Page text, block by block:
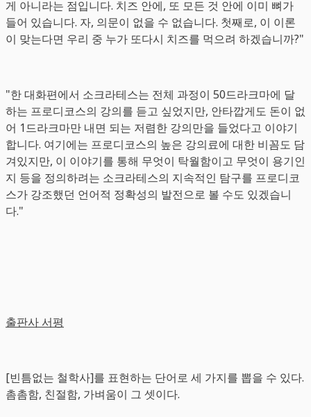
게 아니라는 점입니다. 치즈 안에, 또 모든 것 안에 이미 뼈가
들어 있습니다. 자, 의문이 없을 수 없습니다. 첫째로, 이 이론
이 맞는다면 우리 중 누가 또다시 치즈를 먹으려 하겠습니까?"
"한 대화편에서 소크라테스는 전체 과정이 50드라크마에 달
하는 프로디코스의 강의를 듣고 싶었지만, 안타깝게도 돈이 없
어 1드라크마만 내면 되는 저렴한 강의만을 들었다고 이야기
합니다. 여기에는 프로디코스의 높은 강의료에 대한 비꼼도 담
겨있지만, 이 이야기를 통해 무엇이 탁월함이고 무엇이 용기인
지 등을 정의하려는 소크라테스의 지속적인 탐구를 프로디코
스가 강조했던 언어적 정확성의 발전으로 볼 수도 있겠습니
다."
출판사 서평
[빈틈없는 철학사]를 표현하는 단어로 세 가지를 뽑을 수 있다.
촘촘함, 친절함, 가벼움이 그 셋이다.